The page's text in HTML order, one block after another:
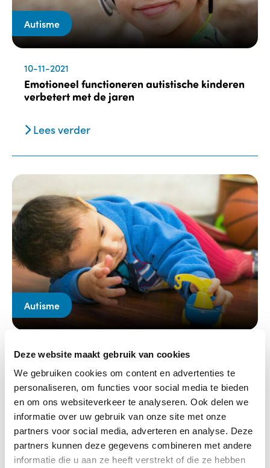
Deze website maakt gebruik van cookies
We gebruiken cookies om content en advertenties te
personaliseren, om functies voor social media te bieden
en om ons websiteverkeer te analyseren. Ook delen we
informatie over uw gebruik van onze site met onze
partners voor social media, adverteren en analyse. Deze
partners kunnen deze gegevens combineren met andere
informatie die u aan ze heeft verstrekt of die ze hebben
Autisme
10-11-2021
Emotioneel functioneren autistische kinderen
verbetert met de jaren
Lees verder
Autisme
25-10-2021
Lees verder